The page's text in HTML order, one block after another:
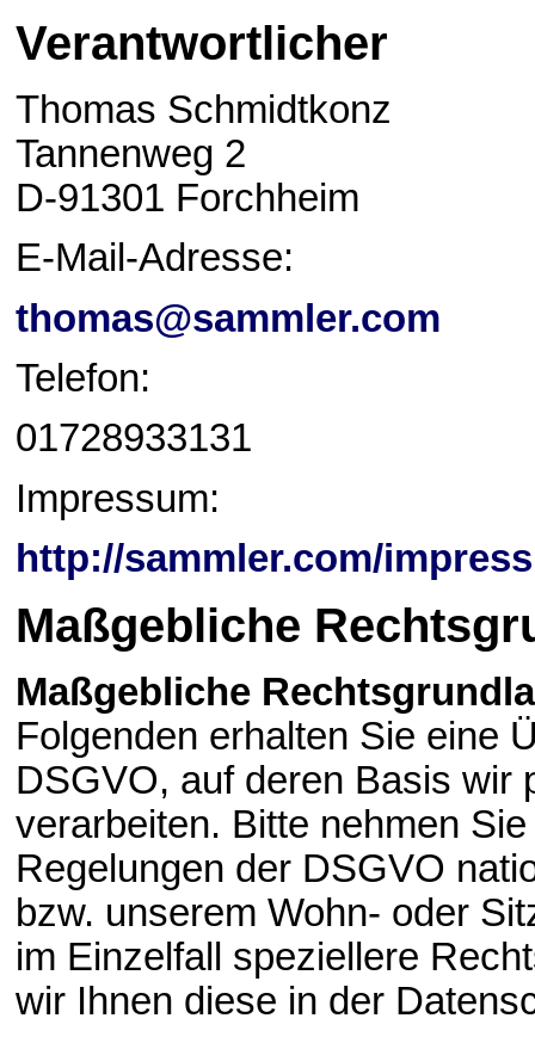
Verantwortlicher
Thomas Schmidtkonz
Tannenweg 2
D-91301 Forchheim
E-Mail-Adresse:
thomas@sammler.com
Telefon:
01728933131
Impressum:
http://sammler.com/
Maßgebliche
Maßgebliche
Folgenden erhalten Sie eine
DSGVO, auf deren Basis wir
verarbeiten. Bitte nehmen
Regelungen der DSGVO
bzw. unserem Wohn- oder
im Einzelfall speziellere
wir Ihnen diese in der